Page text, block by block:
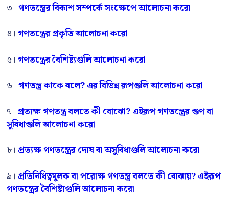
৩। গণতন্ত্রের বিকাশ সম্পর্কে সংক্ষেপে আলোচনা করো
৪। গণতন্ত্রের প্রকৃতি আলোচনা করো
৫। গণতন্ত্রের বৈশিষ্ট্যগুলি আলোচনা করো
৬। গণতন্ত্র কাকে বলে? এর বিভিন্ন রূপগুলি আলোচনা করো
৭। প্রত্যক্ষ গণতন্ত্র বলতে কী বোঝো? এইরূপ গণতন্ত্রের গুণ বা
সুবিধাগুলি আলোচনা করো
৮। প্রত্যক্ষ গণতন্ত্রের দোষ বা অসুবিধাগুলি আলোচনা করো
৯। প্রতিনিধিত্বমূলক বা পরোক্ষ গণতন্ত্র বলতে কী বোঝায়? এইরূপ
গণতন্ত্রের বৈশিষ্ট্যগুলি আলোচনা করো